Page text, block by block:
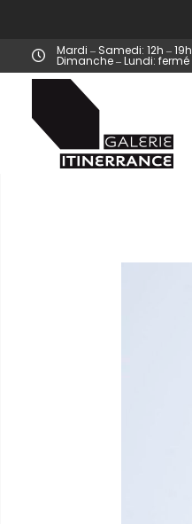
Mardi ‒ Samedi: 12h ‒ 19h
Dimanche ‒ Lundi: fermé